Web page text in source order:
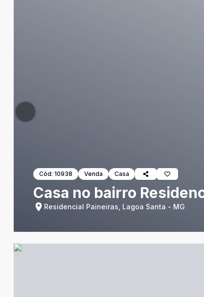
Cód: 10938 Venda Casa
Casa no bairro
Residencial Paineiras, Lagoa Santa - MG